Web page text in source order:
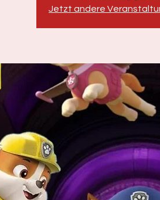
Jetzt andere